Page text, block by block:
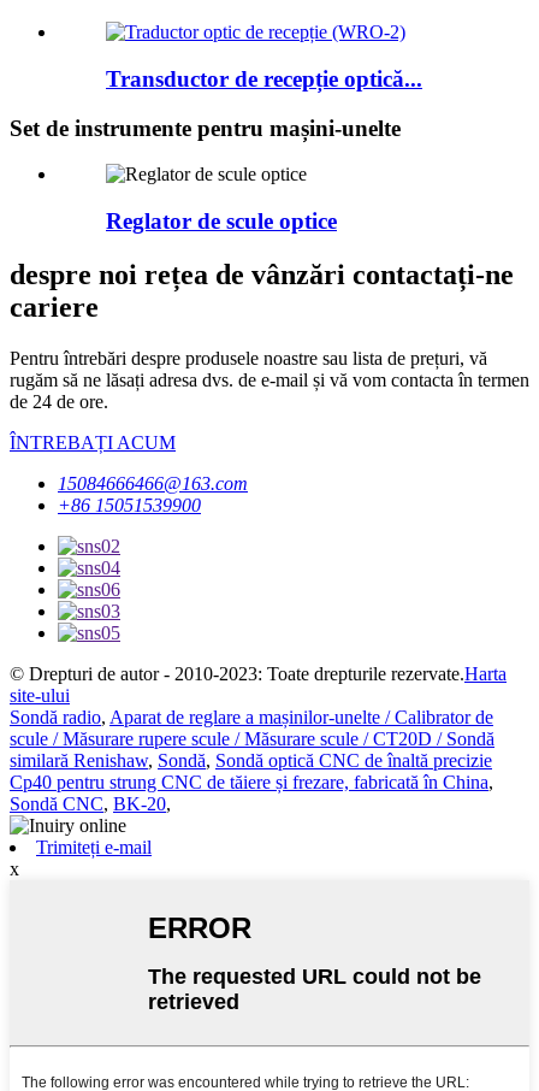
Transductor de recepție optică...
Set de instrumente pentru mașini-unelte
Reglator de scule optice
despre noi rețea de vânzări contactați-ne
cariere
Pentru întrebări despre produsele noastre sau lista de prețuri, vă
rugăm să ne lăsați adresa dvs. de e-mail și vă vom contacta în termen
de 24 de ore.
ÎNTREBAȚI ACUM
15084666466@163.com
+86 15051539900
© Drepturi de autor - 2010-2023: Toate drepturile rezervate.Harta
site-ului
Sondă radio, Aparat de reglare a mașinilor-unelte / Calibrator de
scule / Măsurare rupere scule / Măsurare scule / CT20D / Sondă
similară Renishaw, Sondă, Sondă optică CNC de înaltă precizie
Cp40 pentru strung CNC de tăiere și frezare, fabricată în China,
Sondă CNC, BK-20,
Trimiteți e-mail
x